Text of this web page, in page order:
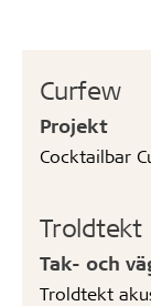
Curfew
Projekt
Cocktailbar
Tak- och
Troldtekt